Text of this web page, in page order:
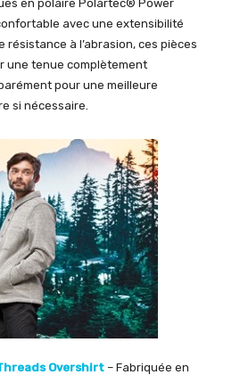
en polaire Polartec® Power
avec une extensibilité
à l’abrasion, ces pièces
une tenue complètement
pour une meilleure
si nécessaire.
Overshirt – Fabriquée en